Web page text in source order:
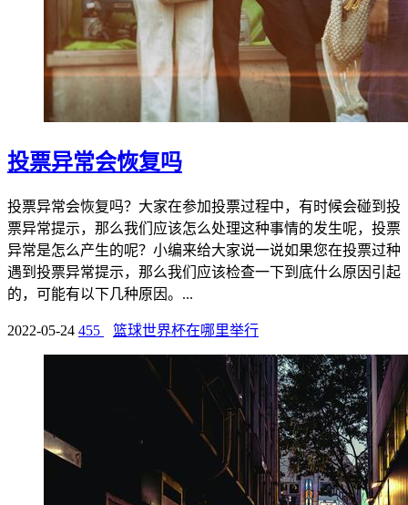
投票异常会恢复吗
投票异常会恢复吗？大家在参加投票过程中，有时候会碰到投
票异常提示，那么我们应该怎么处理这种事情的发生呢，投票
异常是怎么产生的呢？小编来给大家说一说如果您在投票过种
遇到投票异常提示，那么我们应该检查一下到底什么原因引起
的，可能有以下几种原因。...
2022-05-24 455 篮球世界杯在哪里举行